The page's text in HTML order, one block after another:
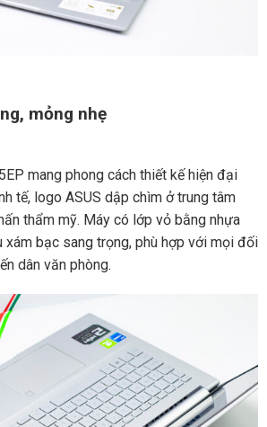
mỏng nhẹ
mang phong cách thiết kế hiện đại
tế, logo ASUS dập chìm ở trung tâm
thẩm mỹ. Máy có lớp vỏ bằng nhựa
xám bạc sang trọng, phù hợp với mọi đối
dân văn phòng.